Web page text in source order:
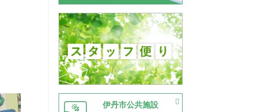
伊丹市公共施設